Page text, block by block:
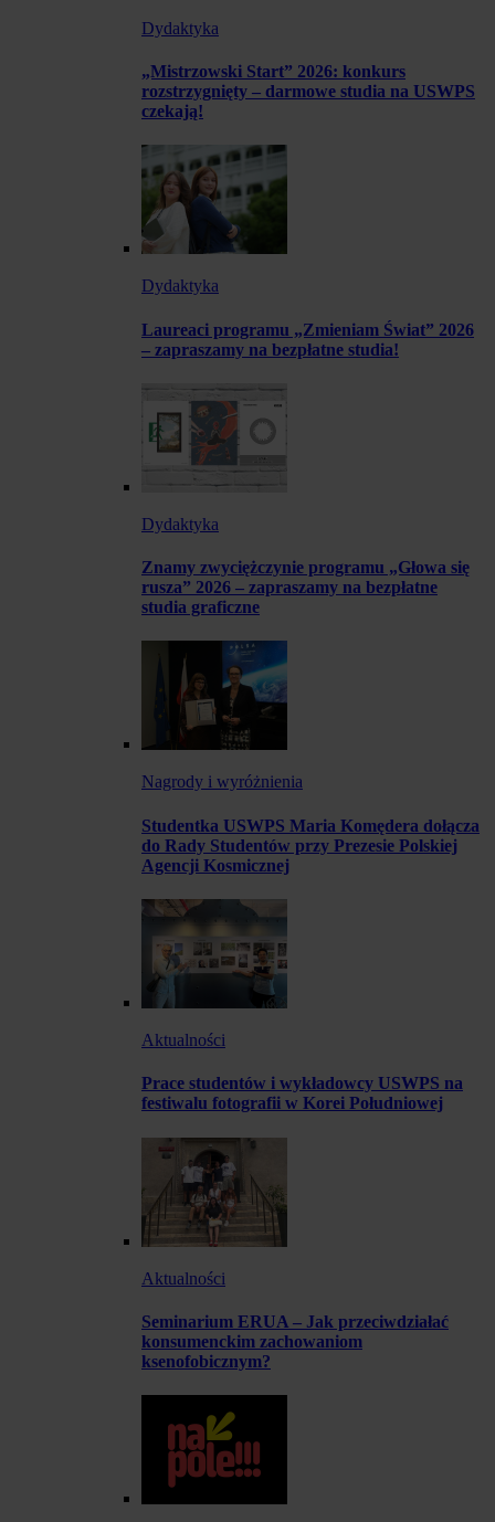
Dydaktyka
„Mistrzowski Start” 2026: konkurs
rozstrzygnięty – darmowe studia na USWPS
czekają!
Dydaktyka
Laureaci programu „Zmieniam Świat” 2026
– zapraszamy na bezpłatne studia!
Dydaktyka
Znamy zwyciężczynie programu „Głowa się
rusza” 2026 – zapraszamy na bezpłatne
studia graficzne
Nagrody i wyróżnienia
Studentka USWPS Maria Komędera dołącza
do Rady Studentów przy Prezesie Polskiej
Agencji Kosmicznej
Aktualności
Prace studentów i wykładowcy USWPS na
festiwalu fotografii w Korei Południowej
Aktualności
Seminarium ERUA – Jak przeciwdziałać
konsumenckim zachowaniom
ksenofobicznym?